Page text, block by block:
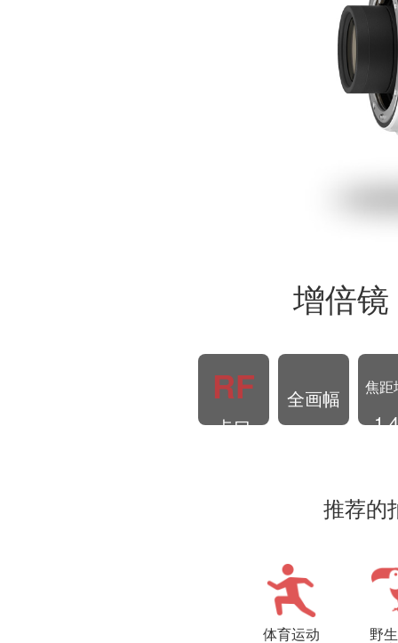
增倍
RF
卡口
全画幅 焦距
1.4
推荐的
体育运动 野